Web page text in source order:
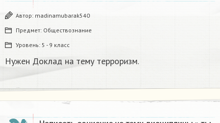
Автор: madinamubarak540
Предмет: Обществознание
Уровень: 5 - 9 класс
Нужен Доклад на тему терроризм.